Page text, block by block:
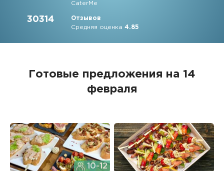
CaterMe
30314
Отзывов
Средняя оценка4.85
Готовые предложения на 14
февраля
10-12